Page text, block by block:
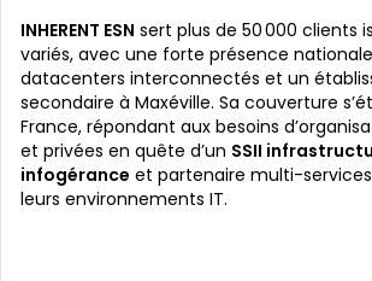
INHERENT ESN sert plus de 50 000 clients
variés, avec une forte présence
datacenters interconnectés et un
secondaire à Maxéville. Sa couverture
France, répondant aux besoins
et privées en quête d’un SSII
infogérance et partenaire multi-
leurs environnements IT.